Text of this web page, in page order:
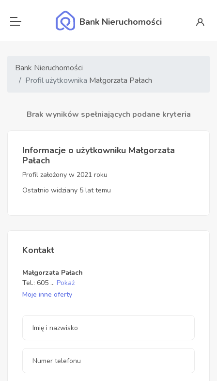
Bank Nieruchomości
Bank Nieruchomości
Profil użytkownika Małgorzata Pałach
Brak wyników spełniających podane kryteria
Informacje o użytkowniku Małgorzata
Pałach
Profil założony w 2021 roku
Ostatnio widziany 5 lat temu
Kontakt
Małgorzata Pałach
Tel.: 605 ... Pokaż
Moje inne oferty